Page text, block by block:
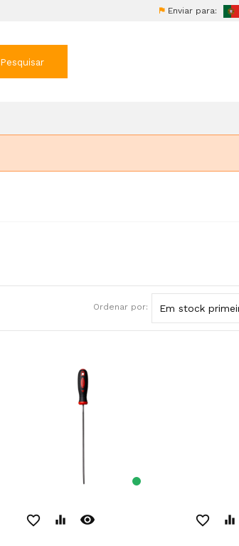
Enviar para:
Pesquisar
Ordenar por: Em stock
favorite_border equalizer remove_red_eye favorite_border equalizer